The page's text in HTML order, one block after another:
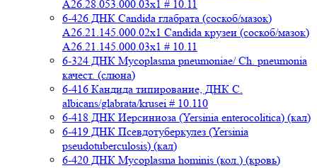
A26.28.053.000.03x1 # 10.11
6-426 ДНК Candida глабрата (соскоб/мазок)
A26.21.145.000.02x1 Candida крузеи (соскоб/мазок)
A26.21.145.000.03x1 # 10.11
6-324 ДНК Mycoplasma pneumoniae/ Ch. pneumonia
качест. (слюна)
6-416 Кандида типирование, ДНК C.
albicans/glabrata/krusei # 10.110
6-418 ДНК Иерсиниоза (Yersinia enterocolitica) (кал)
6-419 ДНК Псевдотуберкулез (Yersinia
pseudotuberculosis) (кал)
6-420 ДНК Mycoplasma hominis (кол.) (кровь)